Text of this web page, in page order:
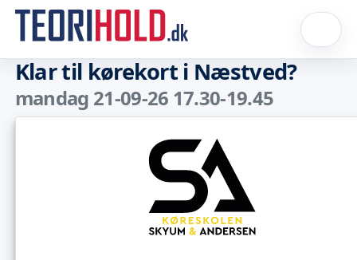
Klar til kørekort i Næstved?
mandag 21-09-26 17.30-19.45